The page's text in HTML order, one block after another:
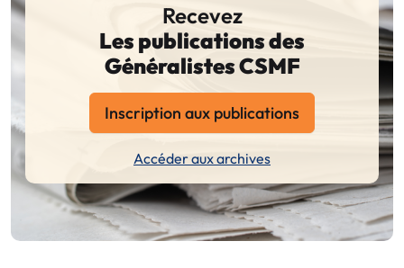
Recevez
Les publications des
Généralistes CSMF
Inscription aux publications
Accéder aux archives